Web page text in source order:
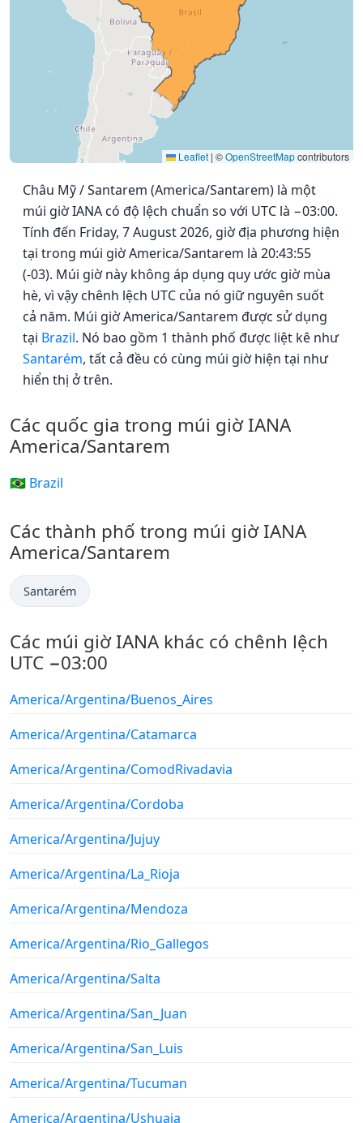
Leaflet | ©OpenStreetMapcontributors
Châu Mỹ / Santarem (America/Santarem) là một
múi giờ IANA có độ lệch chuẩn so với UTC là −03:00.
Tính đến Friday, 7 August 2026, giờ địa phương hiện
tại trong múi giờ America/Santarem là 20:43:55
(-03). Múi giờ này không áp dụng quy ước giờ mùa
hè, vì vậy chênh lệch UTC của nó giữ nguyên suốt
cả năm. Múi giờ America/Santarem được sử dụng
tại Brazil. Nó bao gồm 1 thành phố được liệt kê như
Santarém, tất cả đều có cùng múi giờ hiện tại như
hiển thị ở trên.
Các quốc gia trong múi giờ IANA
America/Santarem
🇧🇷 Brazil
Các thành phố trong múi giờ IANA
America/Santarem
Santarém
Các múi giờ IANA khác có chênh lệch
UTC −03:00
America/Argentina/Buenos_Aires
America/Argentina/Catamarca
America/Argentina/ComodRivadavia
America/Argentina/Cordoba
America/Argentina/Jujuy
America/Argentina/La_Rioja
America/Argentina/Mendoza
America/Argentina/Rio_Gallegos
America/Argentina/Salta
America/Argentina/San_Juan
America/Argentina/San_Luis
America/Argentina/Tucuman
America/Argentina/Ushuaia